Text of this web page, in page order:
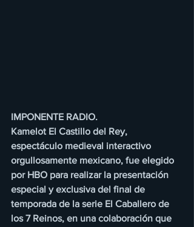
IMPONENTE RADIO.
Kamelot El Castillo del Rey,
espectáculo medieval interactivo
orgullosamente mexicano, fue elegido
por HBO para realizar la presentación
especial y exclusiva del final de
temporada de la serie El Caballero de
los 7 Reinos, en una colaboración que